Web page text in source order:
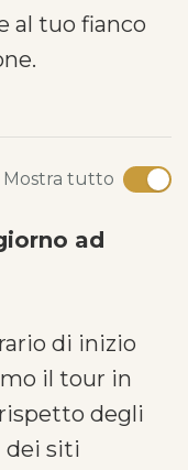
al tuo fianco
Mostra tutto
ad
di inizio
il tour in
degli
dei siti